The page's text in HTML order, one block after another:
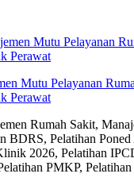
Mutu Pelayanan
Perawat
Rumah Sakit,
BDRS, Pelatihan
2026, Pelatihan
PMKP,